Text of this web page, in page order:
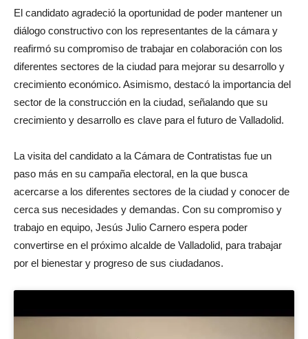
El candidato agradeció la oportunidad de poder mantener un
diálogo constructivo con los representantes de la cámara y
reafirmó su compromiso de trabajar en colaboración con los
diferentes sectores de la ciudad para mejorar su desarrollo y
crecimiento económico. Asimismo, destacó la importancia del
sector de la construcción en la ciudad, señalando que su
crecimiento y desarrollo es clave para el futuro de Valladolid.
La visita del candidato a la Cámara de Contratistas fue un
paso más en su campaña electoral, en la que busca
acercarse a los diferentes sectores de la ciudad y conocer de
cerca sus necesidades y demandas. Con su compromiso y
trabajo en equipo, Jesús Julio Carnero espera poder
convertirse en el próximo alcalde de Valladolid, para trabajar
por el bienestar y progreso de sus ciudadanos.